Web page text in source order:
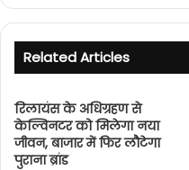
Related Articles
रिलायंस के अधिग्रहण से
केल्विनटर को मिलेगा नया
जीवन, बाजार में फिर लौटेगा
पुराना ब्रांड